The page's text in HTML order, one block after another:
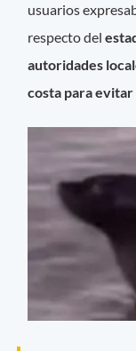
usuarios
respecto del
autoridades
costa para